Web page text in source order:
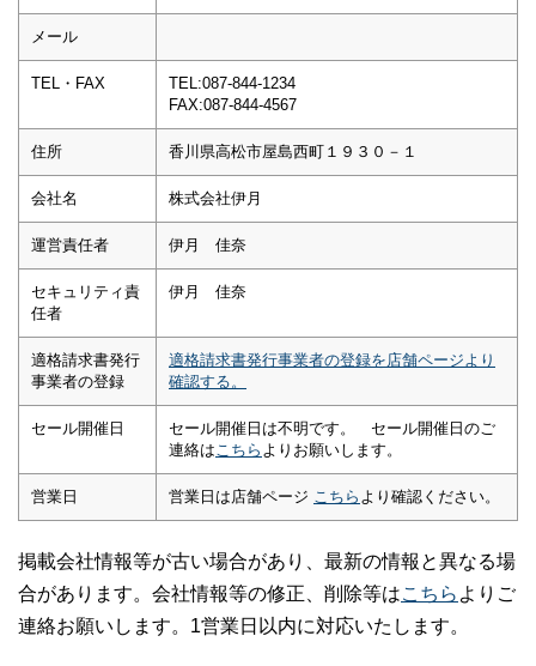
メール
TEL・FAX
TEL:087-844-1234
FAX:087-844-4567
住所 香川県高松市屋島西町１９３０－１
会社名 株式会社伊月
運営責任者 伊月 佳奈
セキュリティ責
任者
伊月 佳奈
適格請求書発行
事業者の登録
適格請求書発行事業者の登録を店舗ページより
確認する。
セール開催日
セール開催日は不明です。 セール開催日のご
連絡は こちら よりお願いします。
営業日 営業日は店舗ページ こちら より確認ください。
掲載会社情報等が古い場合があり、最新の情報と異なる場
合があります。会社情報等の修正、削除等はこちら よりご
連絡お願いします。1営業日以内に対応いたします。